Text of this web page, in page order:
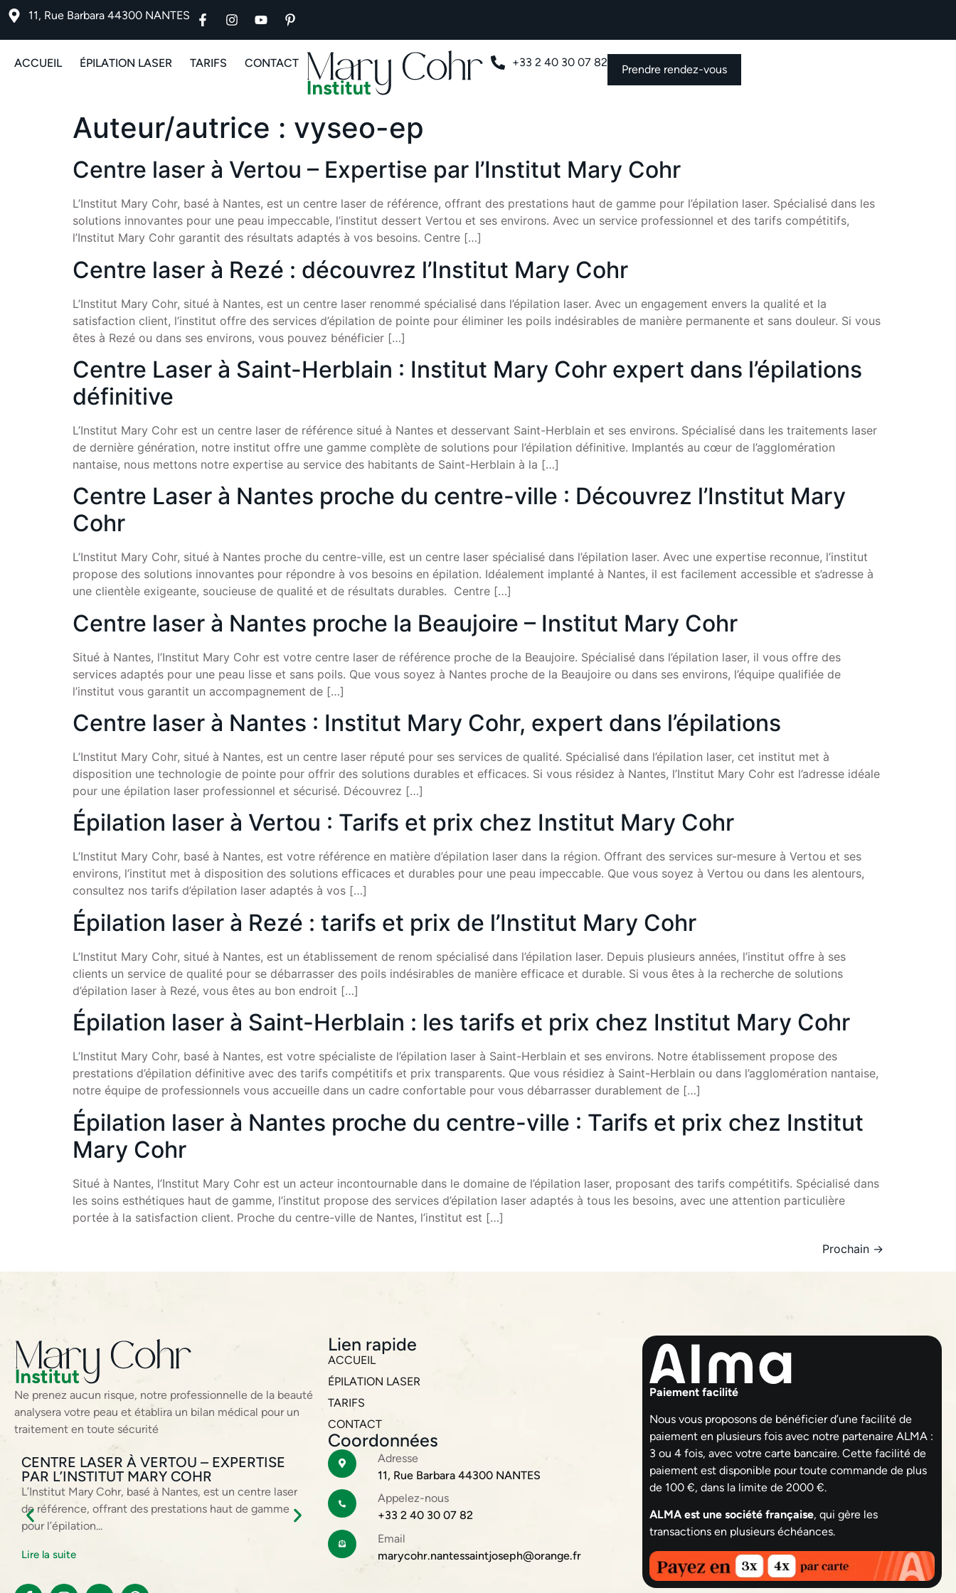
11, Rue Barbara 44300 NANTES
ACCUEIL ÉPILATION LASER TARIFS CONTACT +33 2 40 30 07 82
Prendre rendez-vous
Auteur/autrice : vyseo-ep
Centre laser à Vertou – Expertise par l’Institut Mary Cohr
L’Institut Mary Cohr, basé à Nantes, est un centre laser de référence, offrant des prestations haut de gamme pour l’épilation laser. Spécialisé dans les
solutions innovantes pour une peau impeccable, l’institut dessert Vertou et ses environs. Avec un service professionnel et des tarifs compétitifs,
l’Institut Mary Cohr garantit des résultats adaptés à vos besoins. Centre […]
Centre laser à Rezé : découvrez l’Institut Mary Cohr
L’Institut Mary Cohr, situé à Nantes, est un centre laser renommé spécialisé dans l’épilation laser. Avec un engagement envers la qualité et la
satisfaction client, l’institut offre des services d’épilation de pointe pour éliminer les poils indésirables de manière permanente et sans douleur. Si vous
êtes à Rezé ou dans ses environs, vous pouvez bénéficier […]
Centre Laser à Saint-Herblain : Institut Mary Cohr expert dans l’épilations
définitive
L’Institut Mary Cohr est un centre laser de référence situé à Nantes et desservant Saint-Herblain et ses environs. Spécialisé dans les traitements laser
de dernière génération, notre institut offre une gamme complète de solutions pour l’épilation définitive. Implantés au cœur de l’agglomération
nantaise, nous mettons notre expertise au service des habitants de Saint-Herblain à la […]
Centre Laser à Nantes proche du centre-ville : Découvrez l’Institut Mary
Cohr
L’Institut Mary Cohr, situé à Nantes proche du centre-ville, est un centre laser spécialisé dans l’épilation laser. Avec une expertise reconnue, l’institut
propose des solutions innovantes pour répondre à vos besoins en épilation. Idéalement implanté à Nantes, il est facilement accessible et s’adresse à
une clientèle exigeante, soucieuse de qualité et de résultats durables. Centre […]
Centre laser à Nantes proche la Beaujoire – Institut Mary Cohr
Situé à Nantes, l’Institut Mary Cohr est votre centre laser de référence proche de la Beaujoire. Spécialisé dans l’épilation laser, il vous offre des
services adaptés pour une peau lisse et sans poils. Que vous soyez à Nantes proche de la Beaujoire ou dans ses environs, l’équipe qualifiée de
l’institut vous garantit un accompagnement de […]
Centre laser à Nantes : Institut Mary Cohr, expert dans l’épilations
L’Institut Mary Cohr, situé à Nantes, est un centre laser réputé pour ses services de qualité. Spécialisé dans l’épilation laser, cet institut met à
disposition une technologie de pointe pour offrir des solutions durables et efficaces. Si vous résidez à Nantes, l’Institut Mary Cohr est l’adresse idéale
pour une épilation laser professionnel et sécurisé. Découvrez […]
Épilation laser à Vertou : Tarifs et prix chez Institut Mary Cohr
L’Institut Mary Cohr, basé à Nantes, est votre référence en matière d’épilation laser dans la région. Offrant des services sur-mesure à Vertou et ses
environs, l’institut met à disposition des solutions efficaces et durables pour une peau impeccable. Que vous soyez à Vertou ou dans les alentours,
consultez nos tarifs d’épilation laser adaptés à vos […]
Épilation laser à Rezé : tarifs et prix de l’Institut Mary Cohr
L’Institut Mary Cohr, situé à Nantes, est un établissement de renom spécialisé dans l’épilation laser. Depuis plusieurs années, l’institut offre à ses
clients un service de qualité pour se débarrasser des poils indésirables de manière efficace et durable. Si vous êtes à la recherche de solutions
d’épilation laser à Rezé, vous êtes au bon endroit […]
Épilation laser à Saint-Herblain : les tarifs et prix chez Institut Mary Cohr
L’Institut Mary Cohr, basé à Nantes, est votre spécialiste de l’épilation laser à Saint-Herblain et ses environs. Notre établissement propose des
prestations d’épilation définitive avec des tarifs compétitifs et prix transparents. Que vous résidiez à Saint-Herblain ou dans l’agglomération nantaise,
notre équipe de professionnels vous accueille dans un cadre confortable pour vous débarrasser durablement de […]
Épilation laser à Nantes proche du centre-ville : Tarifs et prix chez Institut
Mary Cohr
Situé à Nantes, l’Institut Mary Cohr est un acteur incontournable dans le domaine de l’épilation laser, proposant des tarifs compétitifs. Spécialisé dans
les soins esthétiques haut de gamme, l’institut propose des services d’épilation laser adaptés à tous les besoins, avec une attention particulière
portée à la satisfaction client. Proche du centre-ville de Nantes, l’institut est […]
Prochain →
Ne prenez aucun risque, notre professionnelle de la beauté
analysera votre peau et établira un bilan médical pour un
traitement en toute sécurité
CENTRE LASER À VERTOU – EXPERTISE
PAR L’INSTITUT MARY COHR
L’Institut Mary Cohr, basé à Nantes, est un centre laser
de référence, offrant des prestations haut de gamme
pour l’épilation...
Lire la suite
CENTRE LASER À REZÉ : DÉCOUVREZ
L’INSTITUT MARY COHR
L’Institut Mary Cohr, situé à Nantes, est un centre laser
renommé spécialisé dans l’épilation laser. Avec un
Lire la suite
CENTRE LASER À SAINT-HERBLAIN :
INSTITUT MARY COHR EXPERT DANS
L’ÉPILATIONS DÉFINITIVE
situé à Nantes et desservant Saint-Herblain et ses
environs. Spécialisé dans...
Lire la suite Lire la
Lien rapide
ACCUEIL
ÉPILATION LASER
TARIFS
CONTACT
Coordonnées
Adresse
11, Rue Barbara 44300 NANTES
Appelez-nous
+33 2 40 30 07 82
Email
marycohr.nantessaintjoseph@orange.fr
Paiement facilité
Nous vous proposons de bénéficier d’une facilité de
paiement en plusieurs fois avec notre partenaire ALMA :
3 ou 4 fois, avec votre carte bancaire. Cette facilité de
paiement est disponible pour toute commande de plus
de 100 €, dans la limite de 2000 €.
ALMA est une société française, qui gère les
transactions en plusieurs échéances.